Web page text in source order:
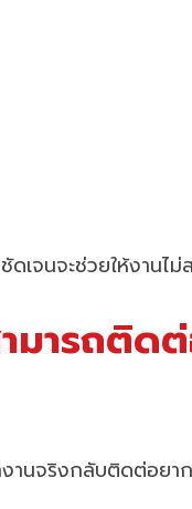
เจนจะช่วยให้งานไ
มารถติ
านจริงกลับติดต่อย